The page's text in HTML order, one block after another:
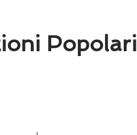
Popolari